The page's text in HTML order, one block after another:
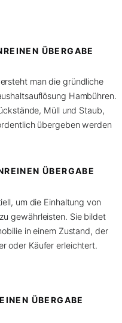
ÜBERGABE
man die gründliche
Hambühren.
Müll und Staub,
übergeben werden
ÜBERGABE
um die Einhaltung von
gewährleisten. Sie bildet
in einem Zustand, der
oder Käufer erleichtert.
ÜBERGABE